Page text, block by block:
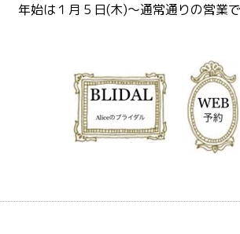
年始は１月５日(木)～通常通りの営業で